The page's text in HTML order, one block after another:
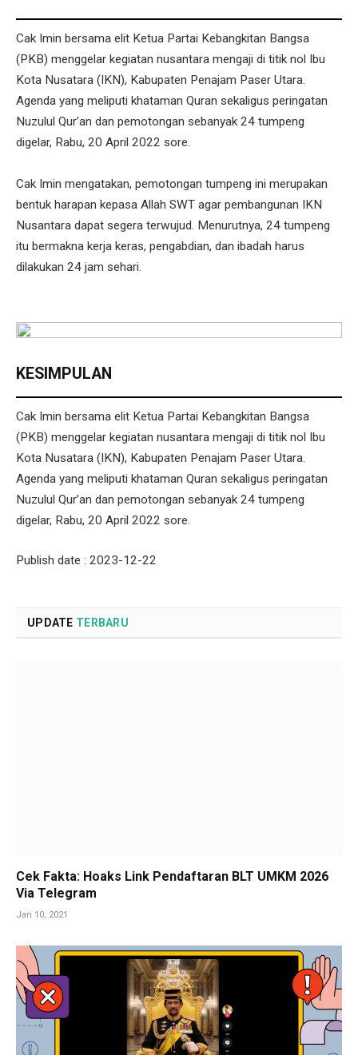
Cak Imin bersama elit Ketua Partai Kebangkitan Bangsa
(PKB) menggelar kegiatan nusantara mengaji di titik nol Ibu
Kota Nusatara (IKN), Kabupaten Penajam Paser Utara.
Agenda yang meliputi khataman Quran sekaligus peringatan
Nuzulul Qur’an dan pemotongan sebanyak 24 tumpeng
digelar, Rabu, 20 April 2022 sore.
Cak Imin mengatakan, pemotongan tumpeng ini merupakan
bentuk harapan kepasa Allah SWT agar pembangunan IKN
Nusantara dapat segera terwujud. Menurutnya, 24 tumpeng
itu bermakna kerja keras, pengabdian, dan ibadah harus
dilakukan 24 jam sehari.
KESIMPULAN
Cak Imin bersama elit Ketua Partai Kebangkitan Bangsa
(PKB) menggelar kegiatan nusantara mengaji di titik nol Ibu
Kota Nusatara (IKN), Kabupaten Penajam Paser Utara.
Agenda yang meliputi khataman Quran sekaligus peringatan
Nuzulul Qur’an dan pemotongan sebanyak 24 tumpeng
digelar, Rabu, 20 April 2022 sore.
Publish date : 2023-12-22
UPDATE TERBARU
Cek Fakta: Hoaks Link Pendaftaran BLT UMKM 2026
Via Telegram
Jan 10, 2021